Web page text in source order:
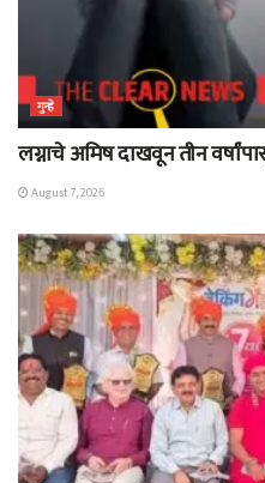
गुन्हे
लग्नाचे अमिष दाखवून तीन
August 7, 2026